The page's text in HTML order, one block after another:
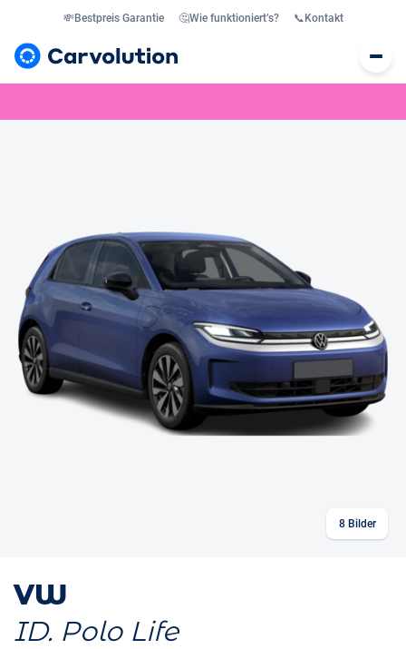
💸Bestpreis Garantie 🤔Wie funktioniert’s? 📞 Kontakt
8Bilder
VW
ID. Polo Life